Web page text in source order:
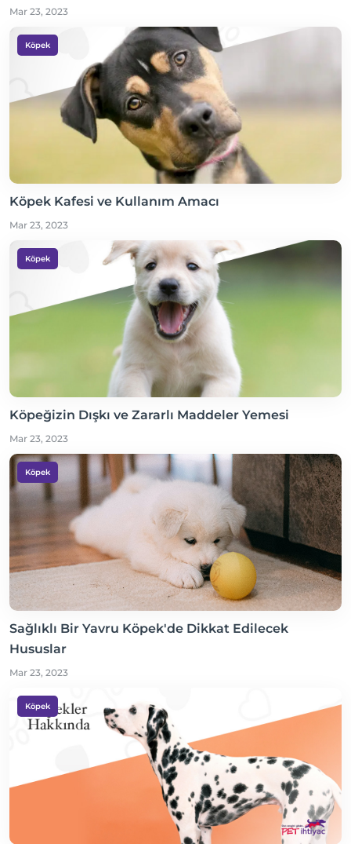
Mar 23, 2023
Köpek
Köpek Kafesi ve Kullanım Amacı
Mar 23, 2023
Köpek
Köpeğizin Dışkı ve Zararlı Maddeler Yemesi
Mar 23, 2023
Köpek
Sağlıklı Bir Yavru Köpek'de Dikkat Edilecek
Hususlar
Mar 23, 2023
Köpek